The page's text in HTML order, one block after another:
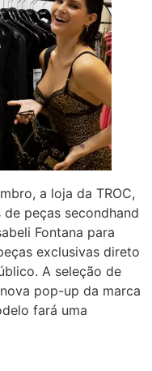
a loja da TROC,
peças secondhand
Fontana para
exclusivas direto
A seleção de
pop-up da marca
fará uma